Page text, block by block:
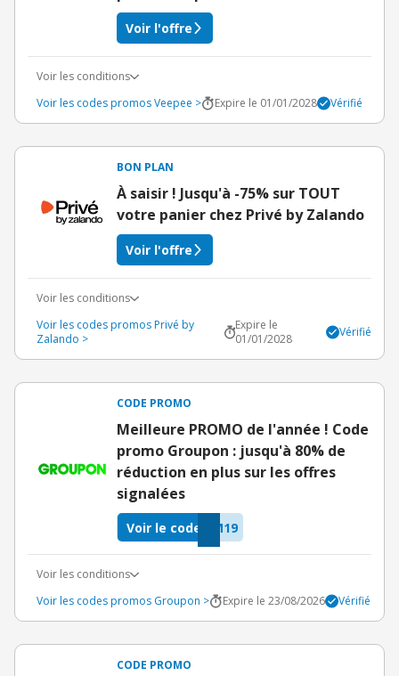
Voir l'offre
Voir les conditions
Voir les codes promos Veepee >
Expire le 01/01/2028 Vérifié
BON PLAN
À saisir ! Jusqu'à -75% sur TOUT
votre panier chez Privé by Zalando
Voir l'offre
Voir les conditions
Voir les codes promos Privé by
Zalando >
Expire le
01/01/2028
Vérifié
CODE PROMO
Meilleure PROMO de l'année ! Code
promo Groupon : jusqu'à 80% de
réduction en plus sur les offres
signalées
M19
Voir le code
Voir les conditions
Voir les codes promos Groupon >
Expire le 23/08/2026 Vérifié
CODE PROMO